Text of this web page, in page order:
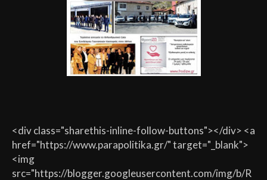
<div class="sharethis-inline-follow-buttons"></div> <a
href="https://www.parapolitika.gr/" target="_blank">
<img
src="https://blogger.googleusercontent.com/img/b/R